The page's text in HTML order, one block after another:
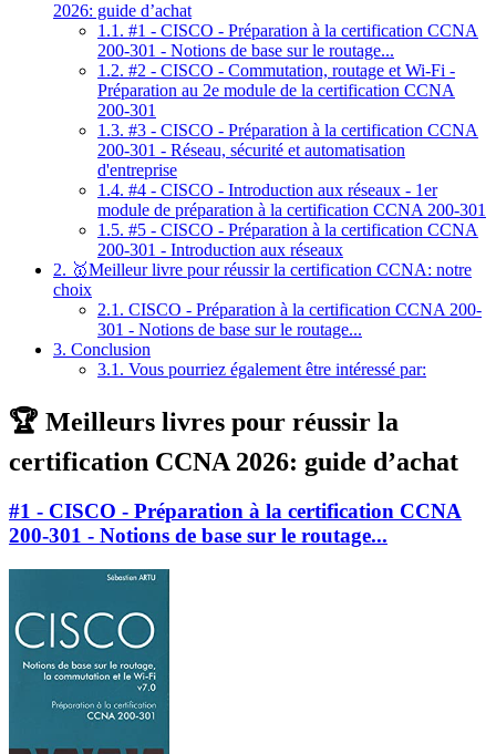
2026: guide d’achat
1.1. #1 - CISCO - Préparation à la certification CCNA
200-301 - Notions de base sur le routage...
1.2. #2 - CISCO - Commutation, routage et Wi-Fi -
Préparation au 2e module de la certification CCNA
200-301
1.3. #3 - CISCO - Préparation à la certification CCNA
200-301 - Réseau, sécurité et automatisation
d'entreprise
1.4. #4 - CISCO - Introduction aux réseaux - 1er
module de préparation à la certification CCNA 200-301
1.5. #5 - CISCO - Préparation à la certification CCNA
200-301 - Introduction aux réseaux
2. 🥇Meilleur livre pour réussir la certification CCNA: notre
choix
2.1. CISCO - Préparation à la certification CCNA 200-
301 - Notions de base sur le routage...
3. Conclusion
3.1. Vous pourriez également être intéressé par:
🏆 Meilleurs livres pour réussir la
certification CCNA 2026: guide d’achat
#1 - CISCO - Préparation à la certification CCNA
200-301 - Notions de base sur le routage...